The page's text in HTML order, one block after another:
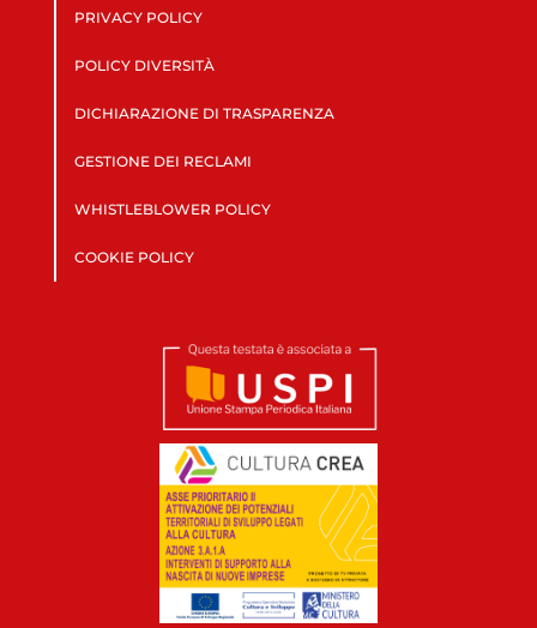
PRIVACY POLICY
POLICY DIVERSITÀ
DICHIARAZIONE DI TRASPARENZA
GESTIONE DEI RECLAMI
WHISTLEBLOWER POLICY
COOKIE POLICY